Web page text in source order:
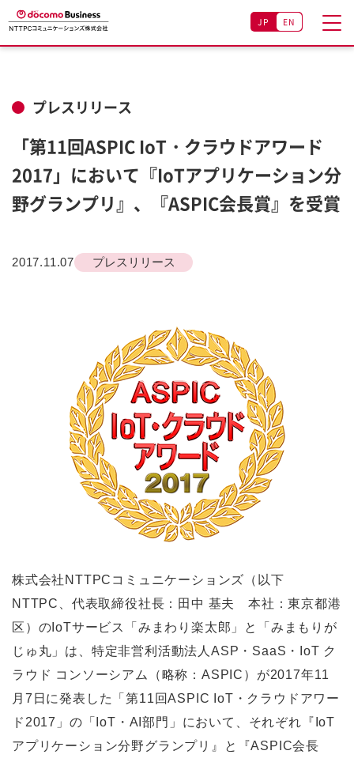
JP EN
プレスリリース
「第11回ASPIC IoT・クラウドアワード
2017」において『IoTアプリケーション分
野グランプリ』、『ASPIC会長賞』を受賞
2017.11.07 プレスリリース
株式会社NTTPCコミュニケーションズ（以下
NTTPC、代表取締役社長：田中 基夫 本社：東京都港
区）のIoTサービス「みまわり楽太郎」と「みまもりが
じゅ丸」は、特定非営利活動法人ASP・SaaS・IoT ク
ラウド コンソーシアム（略称：ASPIC）が2017年11
月7日に発表した「第11回ASPIC IoT・クラウドアワー
ド2017」の「IoT・AI部門」において、それぞれ『IoT
アプリケーション分野グランプリ』と『ASPIC会長